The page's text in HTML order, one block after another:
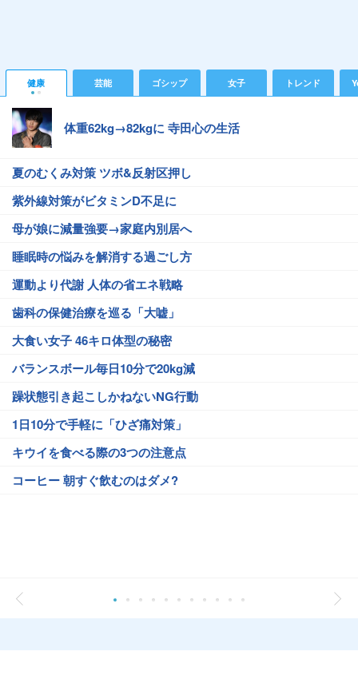
健康 芸能 ゴシップ 女子 トレンド
体重62kg→82kgに 寺田心の生活
夏のむくみ対策 ツボ&反射区押し
紫外線対策がビタミンD不足に
母が娘に減量強要→家庭内別居へ
睡眠時の悩みを解消する過ごし方
運動より代謝 人体の省エネ戦略
歯科の保健治療を巡る「大嘘」
大食い女子 46キロ体型の秘密
バランスボール毎日10分で20kg減
躁状態引き起こしかねないNG行動
1日10分で手軽に「ひざ痛対策」
キウイを食べる際の3つの注意点
コーヒー 朝すぐ飲むのはダメ?